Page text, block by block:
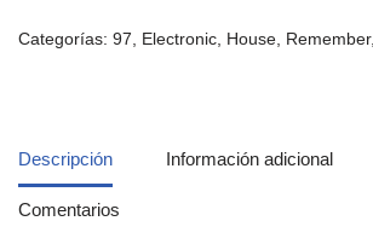
Categorías: 97 Electronic House Remember,
Descripción Información adicional
Comentarios